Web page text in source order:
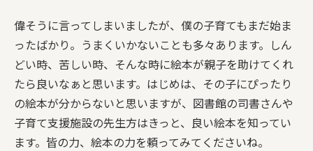
偉そうに言ってしまいましたが、僕の子育てもまだ始ま
ったばかり。うまくいかないことも多々あります。しん
どい時、苦しい時、そんな時に絵本が親子を助けてくれ
たら良いなぁと思います。はじめは、その子にぴったり
の絵本が分からないと思いますが、図書館の司書さんや
子育て支援施設の先生方はきっと、良い絵本を知ってい
ます。皆の力、絵本の力を頼ってみてくださいね。